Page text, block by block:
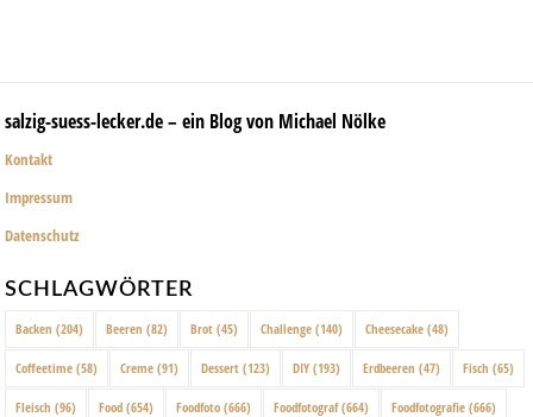
salzig-suess-lecker.de – ein Blog von Michael Nölke
Kontakt
Impressum
Datenschutz
SCHLAGWÖRTER
Backen (204) Beeren (82) Brot (45) Challenge (140) Cheesecake (48)
Coffeetime (58) Creme (91) Dessert (123) DIY (193) Erdbeeren (47) Fisch (65)
Fleisch (96) Food (654) Foodfoto (666) Foodfotograf(664) Foodfotografie (666)